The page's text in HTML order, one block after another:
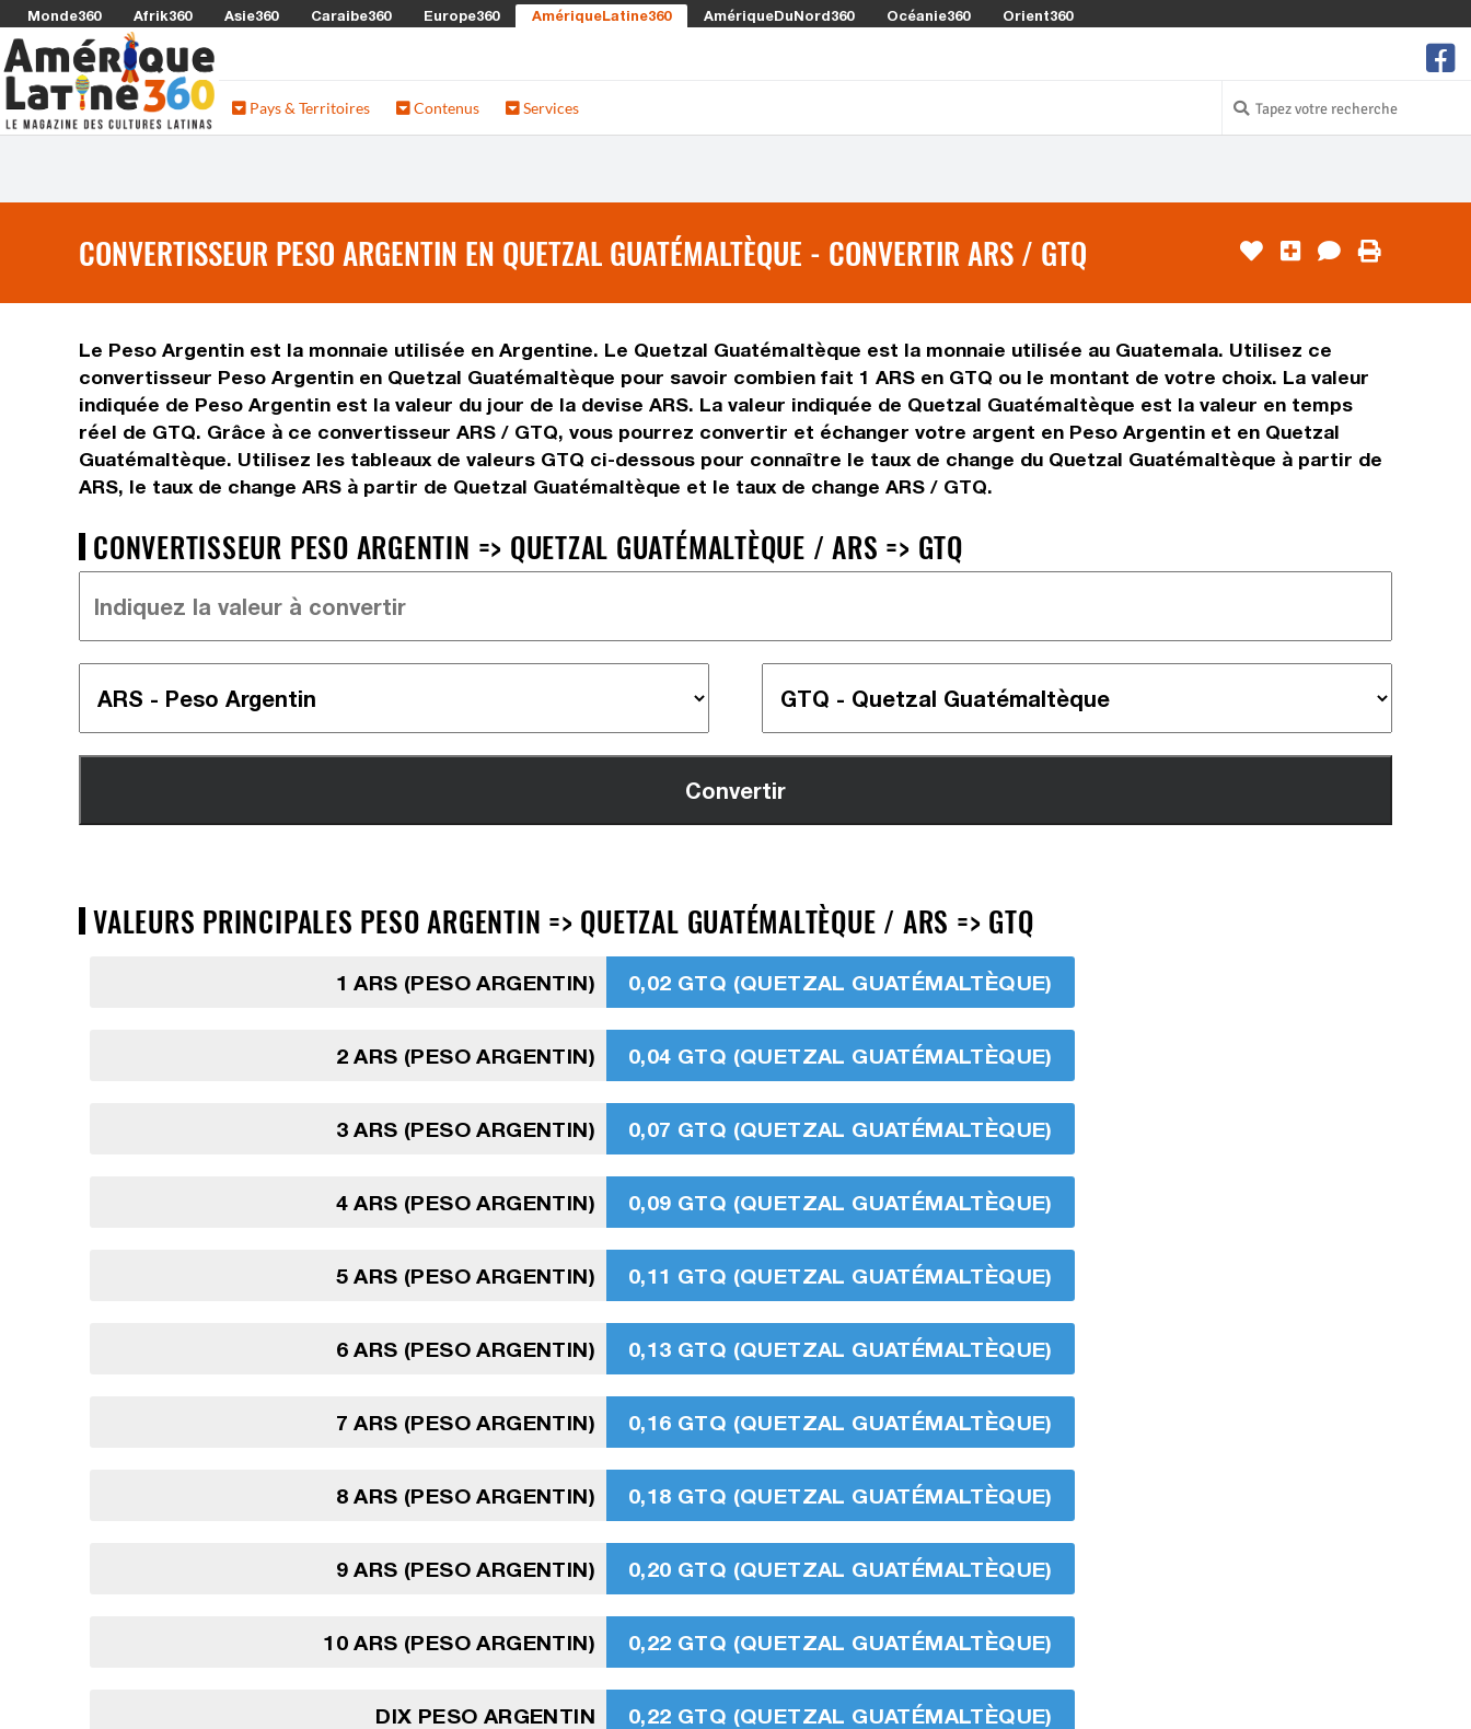
Monde360 Afrik360 Asie360 Caraibe360 Europe360 AmériqueLatine360 AmériqueDuNord360 Océanie360 Orient360
Pays & Territoires Contenus Services
CONVERTISSEUR PESO ARGENTIN EN QUETZAL GUATÉMALTÈQUE - CONVERTIR ARS / GTQ
Le Peso Argentin est la monnaie utilisée en Argentine. Le Quetzal Guatémaltèque est la monnaie utilisée au Guatemala. Utilisez ce
convertisseur Peso Argentin en Quetzal Guatémaltèque pour savoir combien fait 1 ARS en GTQ ou le montant de votre choix. La valeur
indiquée de Peso Argentin est la valeur du jour de la devise ARS. La valeur indiquée de Quetzal Guatémaltèque est la valeur en temps
réel de GTQ. Grâce à ce convertisseur ARS / GTQ, vous pourrez convertir et échanger votre argent en Peso Argentin et en Quetzal
Guatémaltèque. Utilisez les tableaux de valeurs GTQ ci-dessous pour connaître le taux de change du Quetzal Guatémaltèque à partir de
ARS, le taux de change ARS à partir de Quetzal Guatémaltèque et le taux de change ARS / GTQ.
CONVERTISSEUR PESO ARGENTIN => QUETZAL GUATÉMALTÈQUE / ARS => GTQ
VALEURS PRINCIPALES PESO ARGENTIN => QUETZAL GUATÉMALTÈQUE / ARS => GTQ
1 ARS (PESO ARGENTIN) 0,02 GTQ (QUETZAL GUATÉMALTÈQUE)
2 ARS (PESO ARGENTIN) 0,04 GTQ (QUETZAL GUATÉMALTÈQUE)
3 ARS (PESO ARGENTIN) 0,07 GTQ (QUETZAL GUATÉMALTÈQUE)
4 ARS (PESO ARGENTIN) 0,09 GTQ (QUETZAL GUATÉMALTÈQUE)
5 ARS (PESO ARGENTIN) 0,11 GTQ (QUETZAL GUATÉMALTÈQUE)
6 ARS (PESO ARGENTIN) 0,13 GTQ (QUETZAL GUATÉMALTÈQUE)
7 ARS (PESO ARGENTIN) 0,16 GTQ (QUETZAL GUATÉMALTÈQUE)
8 ARS (PESO ARGENTIN) 0,18 GTQ (QUETZAL GUATÉMALTÈQUE)
9 ARS (PESO ARGENTIN) 0,20 GTQ (QUETZAL GUATÉMALTÈQUE)
10 ARS (PESO ARGENTIN) 0,22 GTQ (QUETZAL GUATÉMALTÈQUE)
DIX PESO ARGENTIN 0,22 GTQ (QUETZAL GUATÉMALTÈQUE)